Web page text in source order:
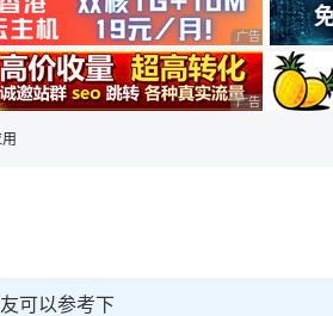
告，理性选择 广告 商业广告，
告，理性选择 广告 商业广告，
可以参考下